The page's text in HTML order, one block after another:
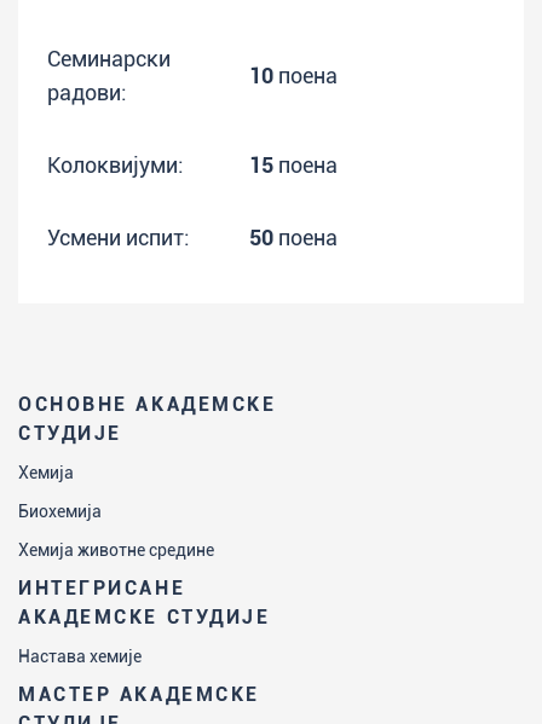
ОСНОВНЕ АКАДЕМСКЕ
СТУДИЈЕ
Хемија
Биохемија
Хемија животне средине
ИНТЕГРИСАНЕ
АКАДЕМСКЕ СТУДИЈЕ
Настава хемије
МАСТЕР АКАДЕМСКЕ
Семинарски
радови:
10 поена
Колоквијуми: 15 поена
Усмени испит: 50 поена